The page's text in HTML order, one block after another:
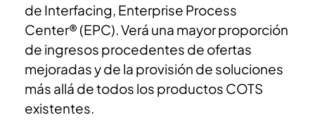
de Interfacing, Enterprise Process
Center® (EPC). Verá una mayor proporción
de ingresos procedentes de ofertas
mejoradas y de la provisión de soluciones
más allá de todos los productos COTS
existentes.